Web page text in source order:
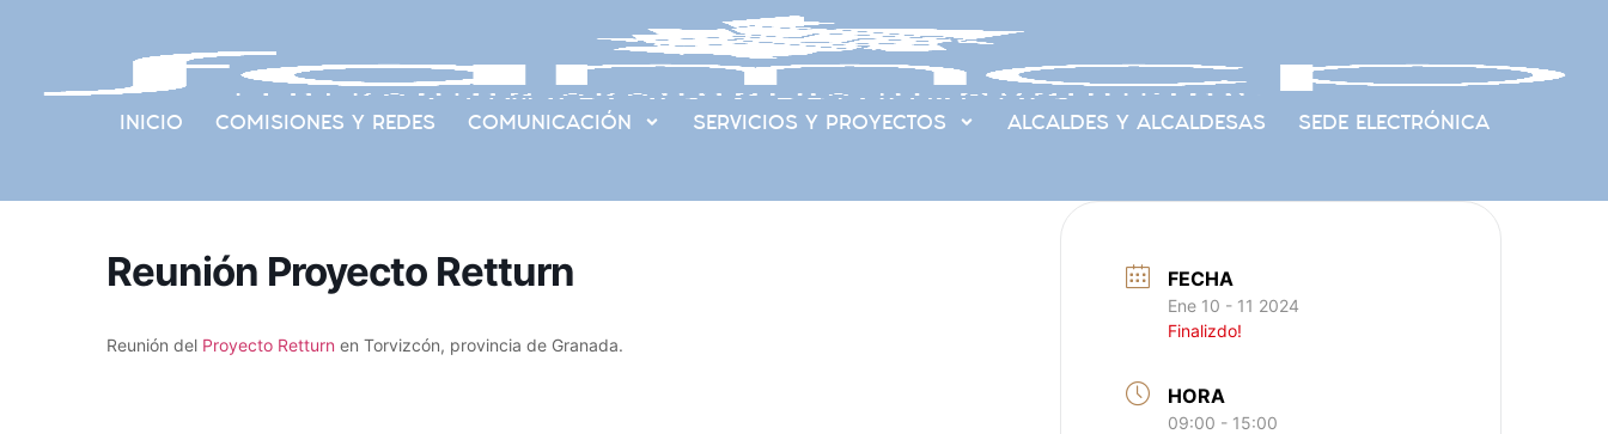
INICIO COMISIONES Y REDES COMUNICACIÓN SERVICIOS Y PROYECTOS ALCALDES Y ALCALDESAS SEDE ELECTRÓNICA
Reunión Proyecto Retturn
Reunión del Proyecto Retturn en Torvizcón, provincia de Granada.
FECHA
Ene 10 - 11 2024
Finalizdo!
HORA
09:00 - 15:00